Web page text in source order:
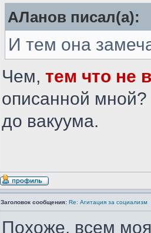
АЛанов писал(а):
И тем она
Чем, тем что не
описанной
до вакуума.
Заголовок сообщения: Re: Агитация за социализм
Похоже, всем